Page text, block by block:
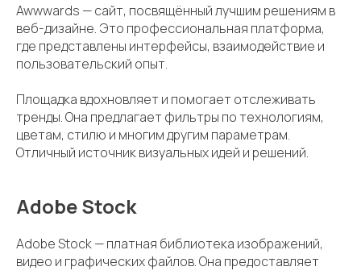
Awwwards — сайт, посвящённый лучшим решениям в
веб-дизайне. Это профессиональная платформа,
где представлены интерфейсы, взаимодействие и
пользовательский опыт.
Площадка вдохновляет и помогает отслеживать
тренды. Она предлагает фильтры по технологиям,
цветам, стилю и многим другим параметрам.
Отличный источник визуальных идей и решений.
Adobe Stock
Adobe Stock — платная библиотека изображений,
видео и графических файлов. Она предоставляет